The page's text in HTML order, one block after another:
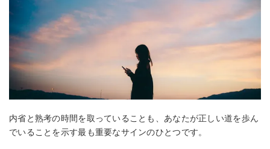
内省と熟考の時間を取っていることも、あなたが正しい道を歩ん
でいることを示す最も重要なサインのひとつです。